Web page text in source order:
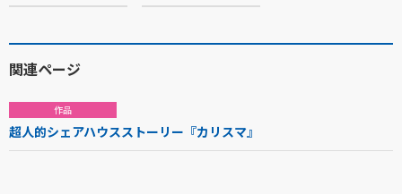
関連ページ
作品
超人的シェアハウスストーリー『カリスマ』